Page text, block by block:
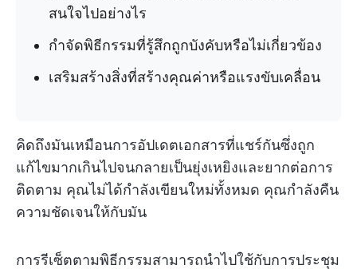
สนใจไปอย่างไร
กำจัดพิธีกรรมที่รู้สึกถูกบังคับหรือไม่เกี่ยวข้อง
เสริมสร้างสิ่งที่สร้างคุณค่าหรือแรงขับเคลื่อน
คิดถึงมันเหมือนการอัปเดตเอกสารที่แชร์กันซึ่งถูก
แก้ไขมากเกินไปจนกลายเป็นยุ่งเหยิงและยากต่อการ
ติดตาม คุณไม่ได้กำลังเขียนใหม่ทั้งหมด คุณกำลังคืน
ความชัดเจนให้กับมัน
การรีเซ็ตตามพิธีกรรมสามารถนำไปใช้กับการประชุม